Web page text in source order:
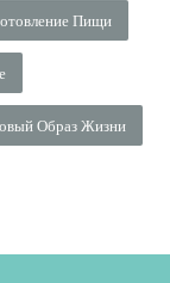
Пищи
Образ Жизни